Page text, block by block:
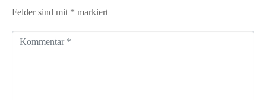
Felder sind mit * markiert